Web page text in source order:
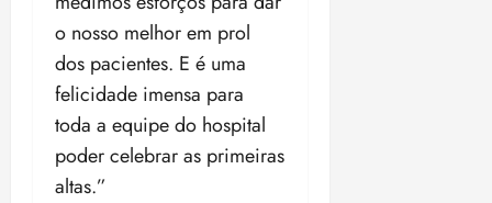
o nosso melhor em prol
dos pacientes. E é uma
felicidade imensa para
toda a equipe do hospital
poder celebrar as primeiras
altas.”